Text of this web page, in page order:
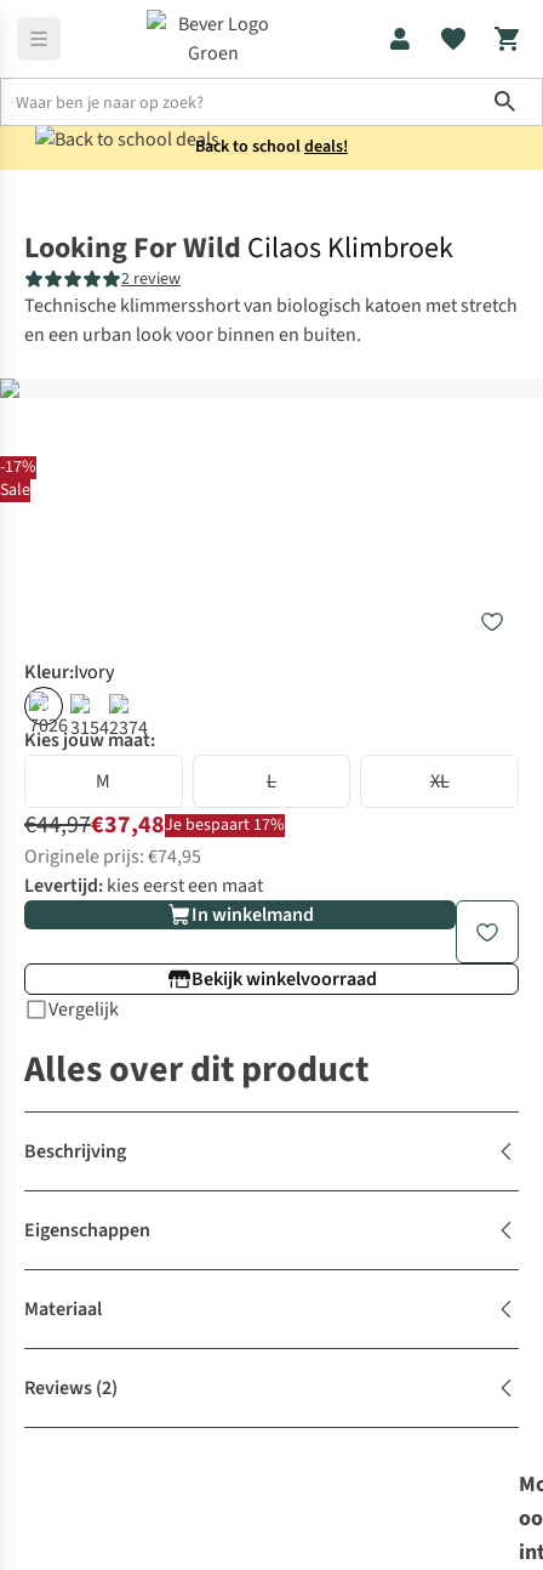
Back to schooldeals!
-17%
Sale
Looking For Wild Cilaos Klimbroek
2 review
Technische klimmersshort van biologisch katoen met stretch
en een urban look voor binnen en buiten.
Kleur:Ivory
% % %
Kies jouw maat:
M
L XL
€44,97€37,48Je bespaart 17%
Originele prijs: €74,95
Levertijd:kies eerst een maat
In winkelmand
Bekijk winkelvoorraad
Vergelijk
Alles over dit product
Beschrijving
Eigenschappen
Materiaal
Reviews(2)